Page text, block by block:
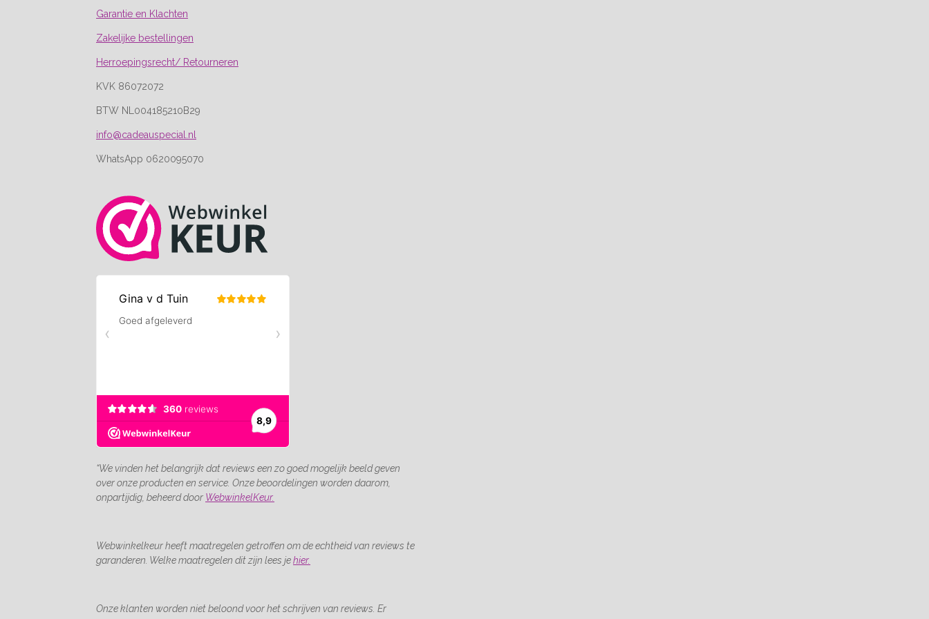
Garantie en Klachten
Zakelijke bestellingen
Herroepingsrecht/ Retourneren
KVK 86072072
BTW NL004185210B29
info@cadeauspecial.nl
WhatsApp 0620095070
“We vinden het belangrijk dat reviews een zo goed mogelijk beeld geven
over onze producten en service. Onze beoordelingen worden daarom,
onpartijdig, beheerd door WebwinkelKeur.
Webwinkelkeur heeft maatregelen getroffen om de echtheid van reviews te
garanderen. Welke maatregelen dit zijn lees jehier.
Onze klanten worden niet beloond voor het schrijven van reviews. Er